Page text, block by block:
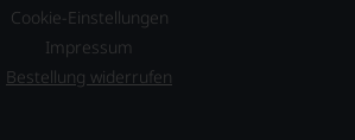
Cookie-Einstellungen
Impressum
Bestellung widerrufen